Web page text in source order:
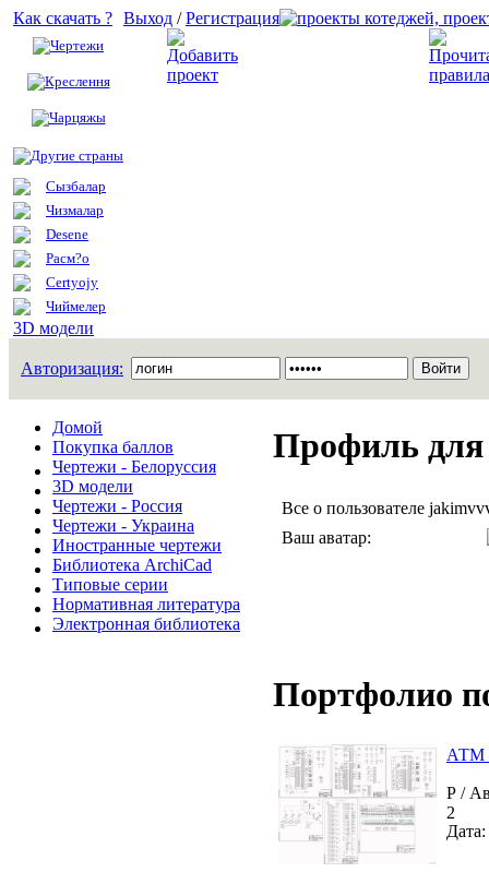
Как скачать ?
Чертежи
Креслення
Чарцяжы
Другие страны
Сызбалар
Чизмалар
Desene
Расм?о
Certyojy
Чиймелер
3D модели
Выход /Регистрация
Авторизация:
Домой
Покупка баллов
Чертежи - Белоруссия
3D модели
Чертежи - Россия
Чертежи - Украина
Иностранные чертежи
Библиотека ArchiCad
Типовые серии
Нормативная литература
Электронная библиотека
Профиль
Все о пользователе
Ваш аватар:
Портфолио
АТМ
Р /
2